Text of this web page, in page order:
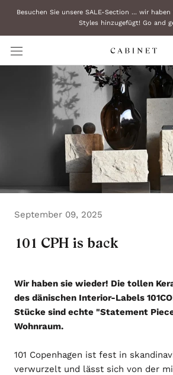
überspringen
Besuchen Sie unsere SALE-Section ... wir
Styles hinzugefügt! Go and
September 09, 2025
101 CPH is back
Wir haben sie wieder! Die tollen
des dänischen Interior-Labels
Stücke sind echte "Statement
Wohnraum.
101 Copenhagen ist fest in
verwurzelt und lässt sich von der